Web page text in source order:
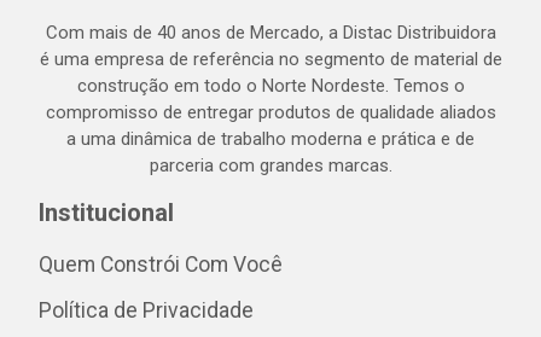
Com mais de 40 anos de Mercado, a Distac Distribuidora
é uma empresa de referência no segmento de material de
construção em todo o Norte Nordeste. Temos o
compromisso de entregar produtos de qualidade aliados
a uma dinâmica de trabalho moderna e prática e de
parceria com grandes marcas.
Institucional
Quem Constrói Com Você
Política de Privacidade